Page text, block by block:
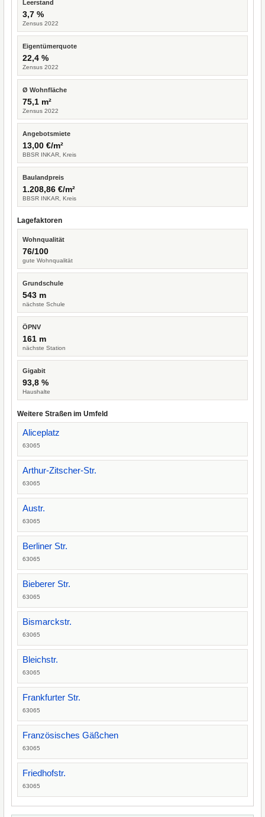
Leerstand
3,7 %
Zensus 2022
Eigentümerquote
22,4 %
Zensus 2022
Ø Wohnfläche
75,1 m²
Zensus 2022
Angebotsmiete
13,00 €/m²
BBSR INKAR, Kreis
Baulandpreis
1.208,86 €/m²
BBSR INKAR, Kreis
Lagefaktoren
Wohnqualität
76/100
gute Wohnqualität
Grundschule
543 m
nächste Schule
ÖPNV
161 m
nächste Station
Gigabit
93,8 %
Haushalte
Weitere Straßen im Umfeld
Aliceplatz
63065
Arthur-Zitscher-Str.
63065
Austr.
63065
Berliner Str.
63065
Bieberer Str.
63065
Bismarckstr.
63065
Bleichstr.
63065
Frankfurter Str.
63065
Französisches Gäßchen
63065
Friedhofstr.
63065